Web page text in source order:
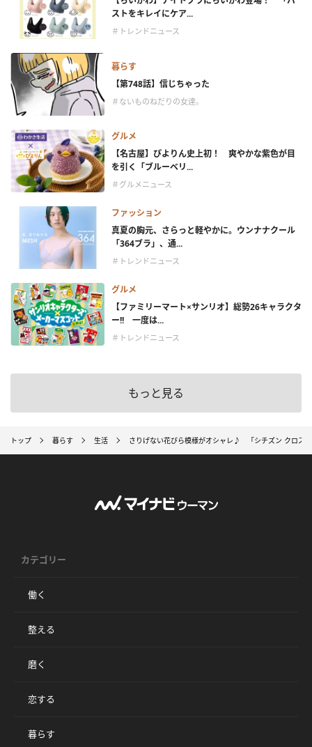
ストをキレイにケア...
＃トレンドニュース
暮らす
【第748話】信じちゃった
＃ないものねだりの女達。
グルメ
【名古屋】ぴよりん史上初！ 爽やかな紫色が目
を引く「ブルーベリ...
＃グルメニュース
ファッション
真夏の胸元、さらっと軽やかに。ウンナナクール
「364ブラ」、通...
＃トレンドニュース
グルメ
【ファミリーマート×サンリオ】総勢26キャラクタ
ー!! 一度は...
＃トレンドニュース
もっと見る
トップ 暮らす 生活 さりげない花びら模様がオシャレ♪ 「シチズン クロス
カテゴリー
働く
整える
磨く
恋する
暮らす